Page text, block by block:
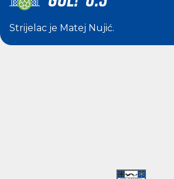
Strijelac je Matej Nujić.